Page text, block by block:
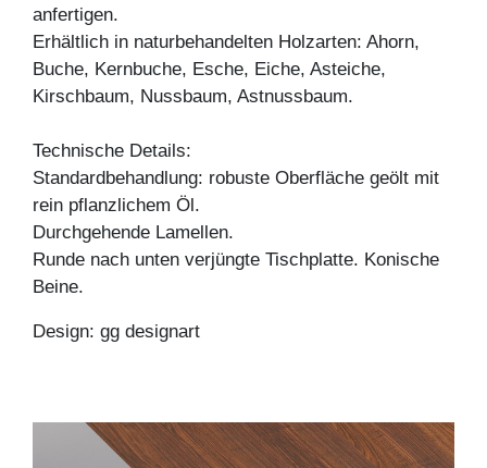
anfertigen.
Erhältlich in naturbehandelten Holzarten: Ahorn,
Buche, Kernbuche, Esche, Eiche, Asteiche,
Kirschbaum, Nussbaum, Astnussbaum.
Technische Details:
Standardbehandlung: robuste Oberfläche geölt mit
rein pflanzlichem Öl.
Durchgehende Lamellen.
Runde nach unten verjüngte Tischplatte. Konische
Beine.
Design: gg designart